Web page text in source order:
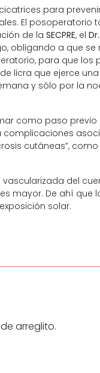
para
El posoperatorio
de la SECPRE, el
obligando a que se
para que los
licra que ejerce
y sólo por la
como paso
complicaciones
cutáneas”,
del
mayor. De ahí que
solar.
arreglito.